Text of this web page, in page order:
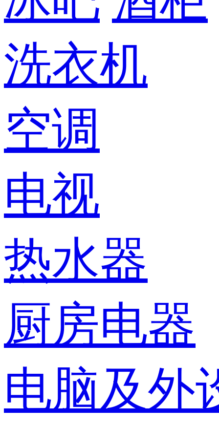
洗衣机
空调
电视
热水器
厨房电器
电脑及外